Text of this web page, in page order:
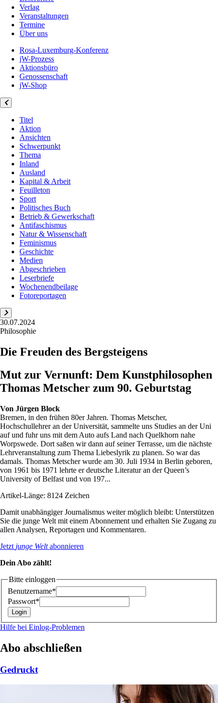
Verlag
Veranstaltungen
Termine
Über uns
Rosa-Luxemburg-Konferenz
jW-Prozess
Aktionsbüro
Genossenschaft
jW-Shop
Titel
Aktion
Ansichten
Schwerpunkt
Thema
Inland
Ausland
Kapital & Arbeit
Feuilleton
Sport
Politisches Buch
Betrieb & Gewerkschaft
Antifaschismus
Natur & Wissenschaft
Feminismus
Geschichte
Medien
Abgeschrieben
Leserbriefe
Wochenendbeilage
Fotoreportagen
30.07.2024
Philosophie
Die Freuden des Bergsteigens
Mut zur Vernunft: Dem Kunstphilosophen
Thomas Metscher zum 90. Geburtstag
Von Jürgen Block
Bremen, in den frühen 80er Jahren. Thomas Metscher,
Hochschullehrer an der Universität, sammelte uns Studies an der Uni
auf und fuhr uns mit dem Auto aufs Land nach Quelkhorn nahe
Worpswede. Dort saßen wir dann auf seiner Terrasse, um die nächste
Lehrveranstaltung zum Thema Liebeslyrik zu planen. So war das
damals. Thomas Metscher wurde am 30. Juli 1934 in Berlin geboren,
von 1961 bis 1971 lehrte er deutsche Literatur an der Queen’s
University of Belfast und von 197...
Artikel-Länge: 8124 Zeichen
Damit unabhängiger Journalismus weiter möglich bleibt: Unterstützen
Sie die junge Welt mit einem Abonnement und erhalten Sie Zugang zu
allen Analysen, Reportagen und Kommentaren.
Jetzt junge Weltabonnieren
Dein Abo zählt!
Bitte einloggen
Benutzername*
Passwort*
Hilfe bei Einlog-Problemen
Abo abschließen
Gedruckt